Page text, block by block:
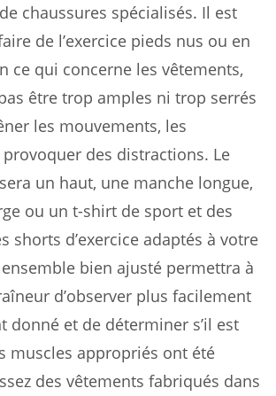
chaussures spécialisés. Il est
de l’exercice pieds nus ou en
ce qui concerne les vêtements,
être trop amples ni trop serrés
les mouvements, les
des distractions. Le
un haut, une manche longue,
ou un t-shirt de sport et des
shorts d’exercice adaptés à votre
bien ajusté permettra à
d’observer plus facilement
donné et de déterminer s’il est
muscles appropriés ont été
des vêtements fabriqués dans